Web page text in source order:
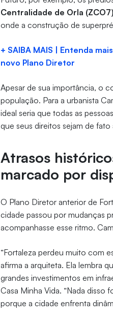
Centralidade de Orla (ZCO7)
onde a construção de
+ SAIBA MAIS | Entenda
novo Plano Diretor
Apesar de sua importância, o
população. Para a urbanista
ideal seria que todas as
que seus direitos sejam de
Atrasos
marcado por
O Plano Diretor anterior de
cidade passou por mudanças
acompanhasse esse ritmo.
“Fortaleza perdeu muito com
afirma a arquiteta. Ela lembra
grandes investimentos em
Casa Minha Vida. “Nada
porque a cidade enfrenta